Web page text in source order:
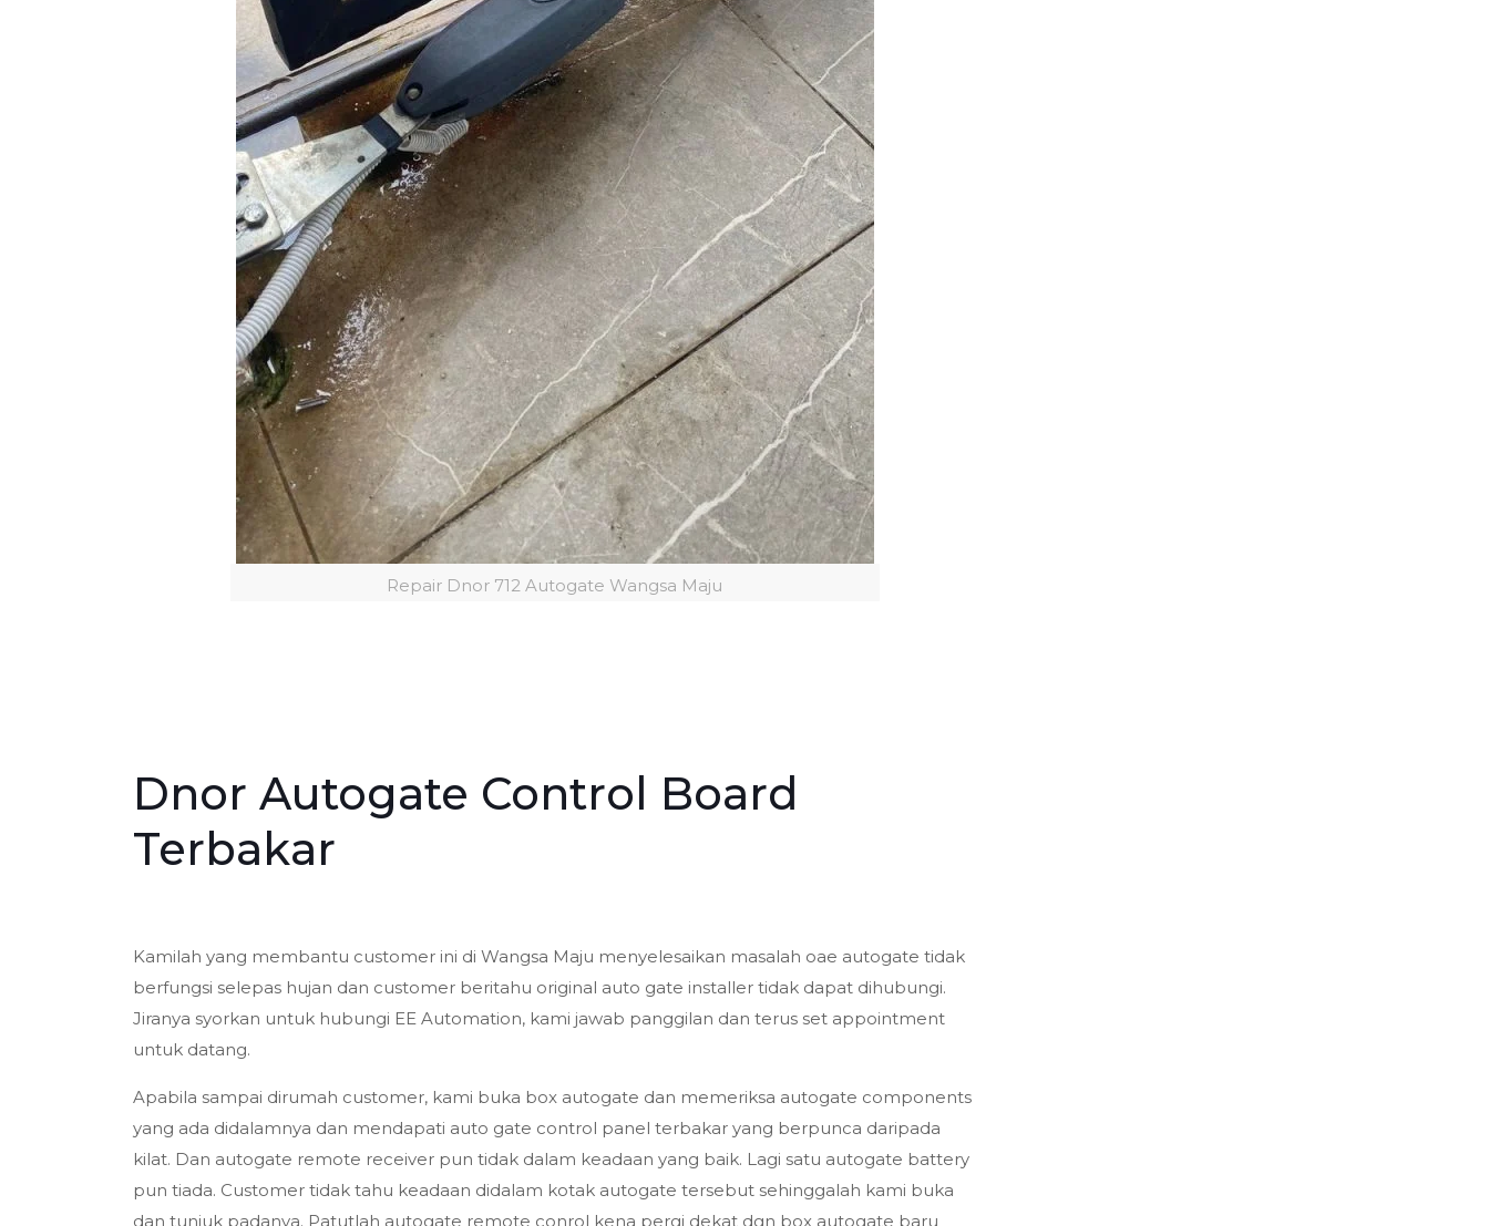
Repair Dnor 712 Autogate Wangsa Maju
Dnor Autogate Control Board
Terbakar
Kamilah yang membantu customer ini di Wangsa Maju menyelesaikan masalah oae autogate tidak
berfungsi selepas hujan dan customer beritahu original auto gate installer tidak dapat dihubungi.
Jiranya syorkan untuk hubungi EE Automation, kami jawab panggilan dan terus set appointment
untuk datang.
Apabila sampai dirumah customer, kami buka box autogate dan memeriksa autogate components
yang ada didalamnya dan mendapati auto gate control panel terbakar yang berpunca daripada
kilat. Dan autogate remote receiver pun tidak dalam keadaan yang baik. Lagi satu autogate battery
pun tiada. Customer tidak tahu keadaan didalam kotak autogate tersebut sehinggalah kami buka
dan tunjuk padanya. Patutlah autogate remote conrol kena pergi dekat dgn box autogate baru